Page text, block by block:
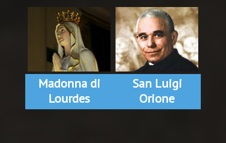
Madonna di
Lourdes
San Luigi
Orione